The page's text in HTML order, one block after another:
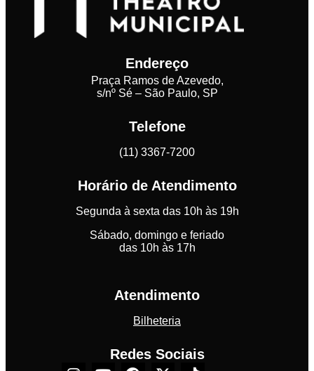
Endereço
Praça Ramos de Azevedo,
s/nº Sé – São Paulo, SP
Telefone
(11) 3367-7200
Horário de Atendimento
Segunda à sexta das 10h às 19h
Sábado, domingo e feriado
das 10h às 17h
Atendimento
Bilheteria
Redes Sociais